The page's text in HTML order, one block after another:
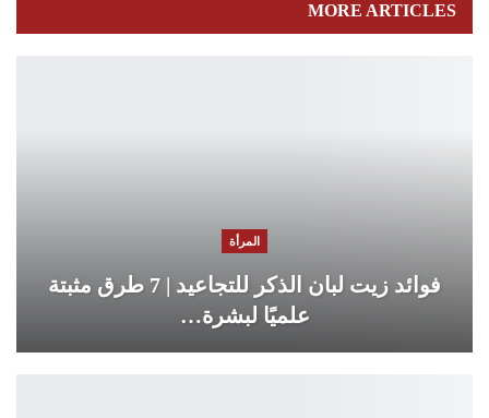
MORE ARTICLES
المرأة
فوائد زيت لبان الذكر للتجاعيد | 7 طرق مثبتة
علميًا لبشرة…